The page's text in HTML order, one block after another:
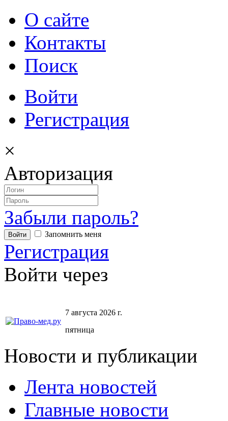
О сайте
Контакты
Поиск
Войти
Регистрация
×
Авторизация
Забыли пароль?
Запомнить меня
Регистрация
Войти через
7 августа 2026 г.
пятница
Новости и публикации
Лента новостей
Главные новости